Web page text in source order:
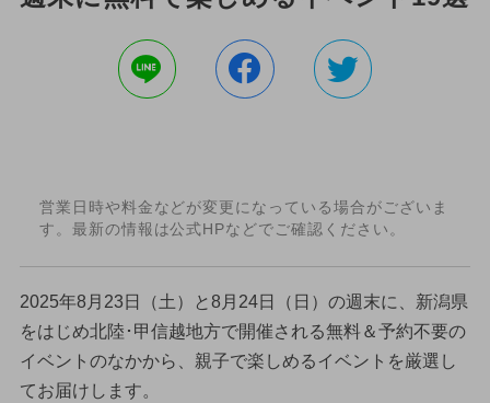
営業日時や料金などが変更になっている場合がございま
す。最新の情報は公式HPなどでご確認ください。
2025年8月23日（土）と8月24日（日）の週末に、新潟県
をはじめ北陸･甲信越地方で開催される無料＆予約不要の
イベントのなかから、親子で楽しめるイベントを厳選し
てお届けします。